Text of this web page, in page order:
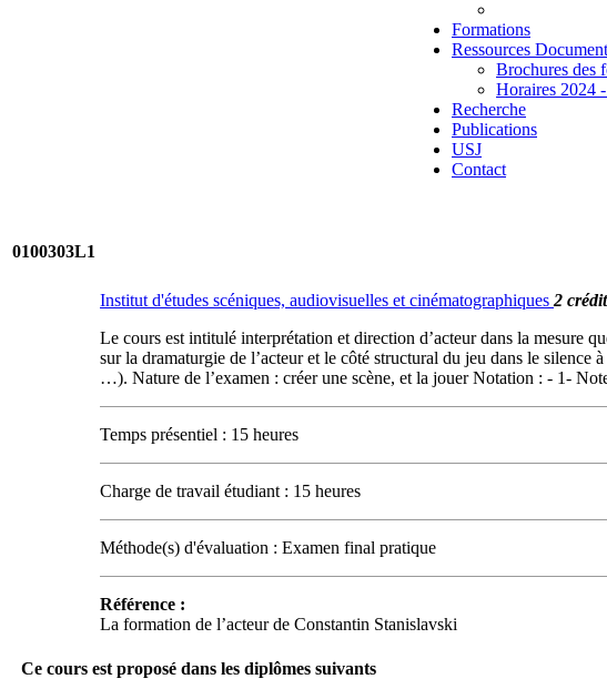
Formations
Ressources
Brochures des
Horaires 2024
Recherche
Publications
USJ
Contact
0100303L1
Institut d'études scéniques, audiovisuelles et cinématographiques 2
Le cours est intitulé interprétation et direction d’acteur dans la mesure
sur la dramaturgie de l’acteur et le côté structural du jeu dans le silence
…). Nature de l’examen : créer une scène, et la jouer Notation : - 1-
Temps présentiel : 15 heures
Charge de travail étudiant : 15 heures
Méthode(s) d'évaluation : Examen final pratique
Référence :
La formation de l’acteur de Constantin Stanislavski
Ce cours est proposé dans les diplômes suivants